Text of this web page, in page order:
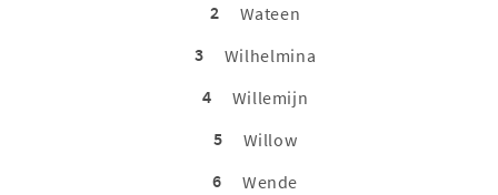
2
Wateen
3
Wilhelmina
4
Willemijn
5
Willow
6
Wende